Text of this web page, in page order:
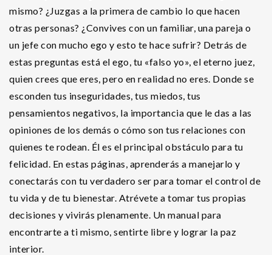
mismo? ¿Juzgas a la primera de cambio lo que hacen
otras personas? ¿Convives con un familiar, una pareja o
un jefe con mucho ego y esto te hace sufrir? Detrás de
estas preguntas está el ego, tu «falso yo», el eterno juez,
quien crees que eres, pero en realidad no eres. Donde se
esconden tus inseguridades, tus miedos, tus
pensamientos negativos, la importancia que le das a las
opiniones de los demás o cómo son tus relaciones con
quienes te rodean. Él es el principal obstáculo para tu
felicidad. En estas páginas, aprenderás a manejarlo y
conectarás con tu verdadero ser para tomar el control de
tu vida y de tu bienestar. Atrévete a tomar tus propias
decisiones y vivirás plenamente. Un manual para
encontrarte a ti mismo, sentirte libre y lograr la paz
interior.